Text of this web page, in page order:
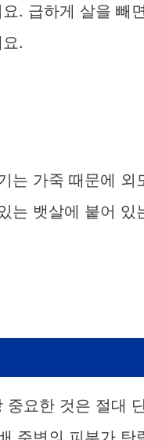
. 급하게 살을 빼
.
는 가죽 때문에
는 뱃살에 붙어 있
요한 것은 절대